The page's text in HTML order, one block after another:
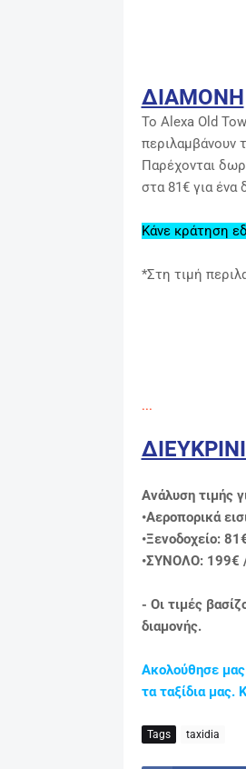
ΔΙΑΜΟΝΗ
Το Alexa Old
περιλαμβάνουν
Παρέχονται
στα 81€ για ένα
Κάνε κράτηση
*Στη τιμή
...
Ανάλυση τιμής
•Αεροπορικά
•Ξενοδοχείo:
•ΣΥΝΟΛΟ: 199€
- Οι τιμές
διαμονής.
Ακολούθησε μας
τα ταξίδια μας.
Tags taxidia